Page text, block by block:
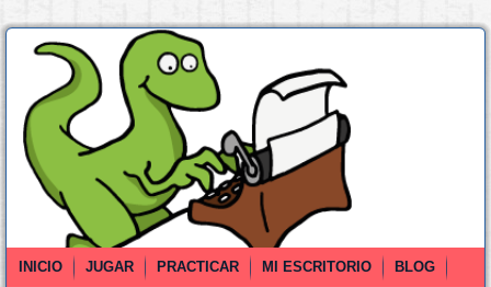
INICIO JUGAR PRACTICAR MI ESCRITORIO
BLOG